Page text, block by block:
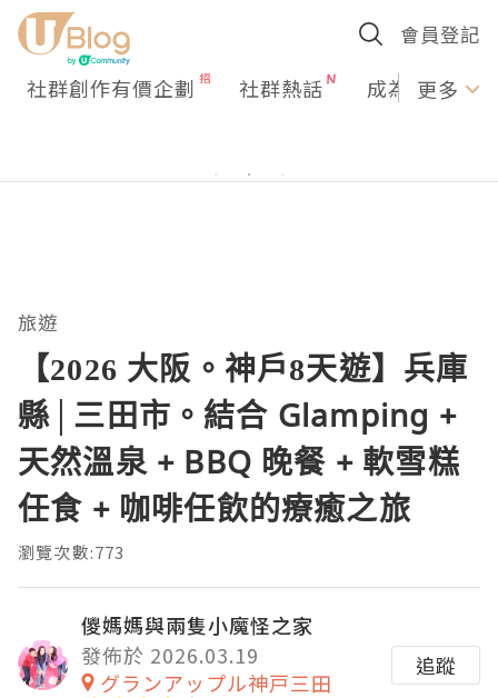
會員登記
社群創作有價企劃 社群熱話 成為U更多
旅遊
【2026 大阪。神戶8天遊】兵庫
縣│三田市。結合 Glamping +
天然溫泉 + BBQ 晚餐 + 軟雪糕
任食 + 咖啡任飲的療癒之旅
瀏覽次數:773
儍媽媽與兩隻小魔怪之家
發佈於 2026.03.19
グランアップル神戸三田
追蹤